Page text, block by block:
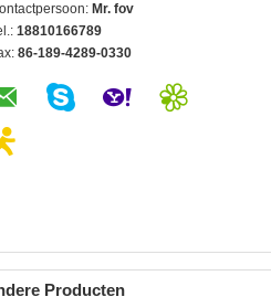
Mr. fov
18810166789
86-189-4289-0330
Producten